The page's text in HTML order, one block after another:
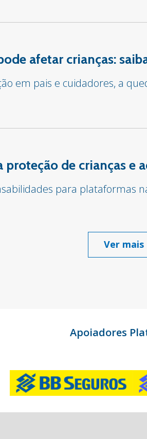
afetar crianças:
em pais e cuidadores, a
de crianças e
para plataformas
Ver mais
Apoiadores